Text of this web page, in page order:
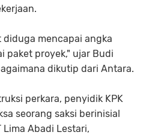
.
mencapai angka
paket proyek," ujar Budi
dikutip dari Antara.
perkara, penyidik KPK
seorang saksi berinisial
Lima Abadi Lestari,